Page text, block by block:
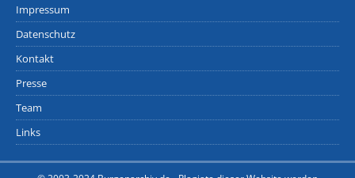
Impressum
Datenschutz
Kontakt
Presse
Team
Links